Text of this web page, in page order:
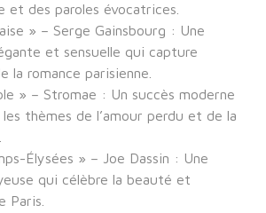
et des paroles évocatrices.
» – Serge Gainsbourg : Une
et sensuelle qui capture
la romance parisienne.
» – Stromae : Un succès moderne
thèmes de l’amour perdu et de la
Élysées » – Joe Dassin : Une
qui célèbre la beauté et
Paris.